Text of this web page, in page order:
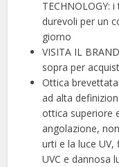
TECHNOLOGY:
durevoli per un
giorno
VISITA IL
sopra per
Ottica
ad alta
ottica superiore
angolazione,
urti e la luce UV,
UVC e dannosa